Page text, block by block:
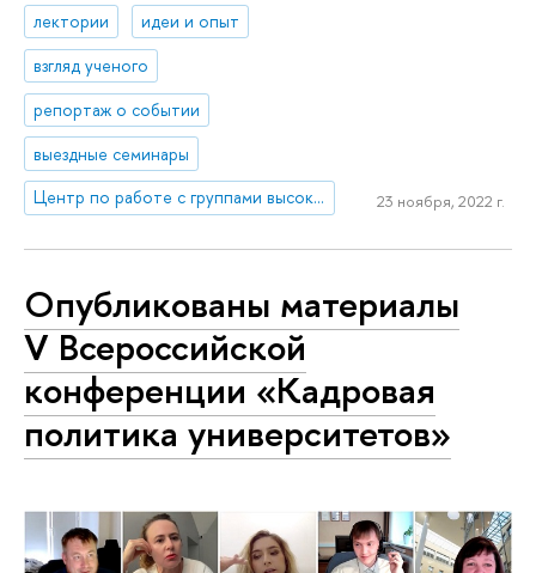
лектории
идеи и опыт
взгляд ученого
репортаж о событии
выездные семинары
Центр по работе с группами высокого профессионального потенциала
23 ноября, 2022 г.
Опубликованы материалы
V Всероссийской
конференции «Кадровая
политика университетов»